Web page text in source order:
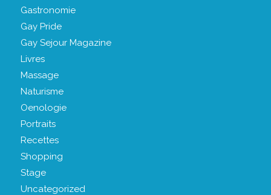
Gastronomie
Gay Pride
Gay Sejour Magazine
Livres
Massage
Naturisme
Oenologie
Portraits
Recettes
Shopping
Stage
Uncategorized